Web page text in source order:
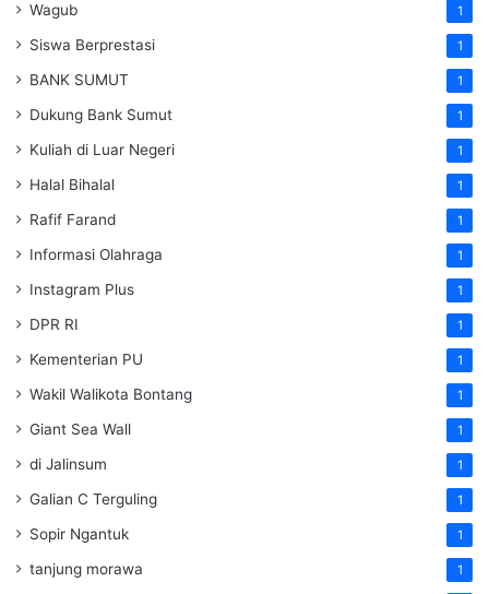
Wagub 1
Siswa Berprestasi 1
BANK SUMUT 1
Dukung Bank Sumut 1
Kuliah di Luar Negeri 1
Halal Bihalal 1
Rafif Farand 1
Informasi Olahraga 1
Instagram Plus 1
DPR RI 1
Kementerian PU 1
Wakil Walikota Bontang 1
Giant Sea Wall 1
di Jalinsum 1
Galian C Terguling 1
Sopir Ngantuk 1
tanjung morawa 1